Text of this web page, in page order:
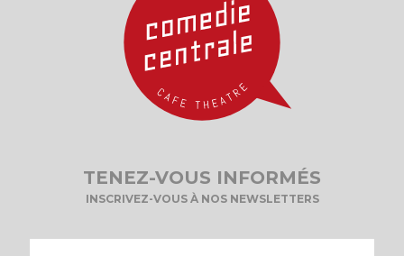
TENEZ-VOUS INFORMÉS
INSCRIVEZ-VOUS À NOS NEWSLETTERS